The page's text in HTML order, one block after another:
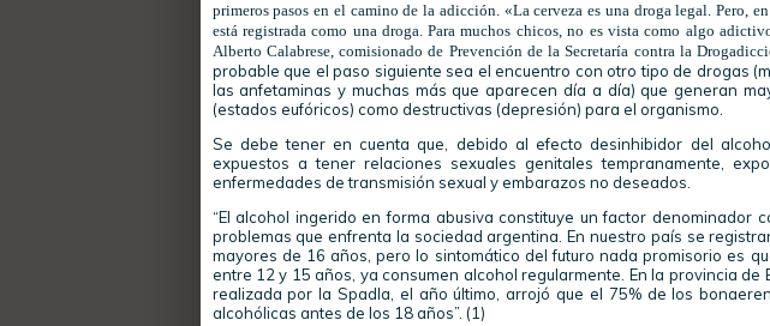
primeros pasos en el camino de la adicción. «La cerveza es una droga legal. Pero,
está registrada como una droga. Para muchos chicos, no es vista como algo
Alberto Calabrese, comisionado de Prevención de la Secretaría contra la
probable que el paso siguiente sea el encuentro con otro tipo de drogas
las anfetaminas y muchas más que aparecen día a día) que generan
(estados eufóricos) como destructivas (depresión) para el organismo.
Se debe tener en cuenta que, debido al efecto desinhibidor del
expuestos a tener relaciones sexuales genitales tempranamente,
enfermedades de transmisión sexual y embarazos no deseados.
“El alcohol ingerido en forma abusiva constituye un factor denominador
problemas que enfrenta la sociedad argentina. En nuestro país se
mayores de 16 años, pero lo sintomático del futuro nada promisorio es
entre 12 y 15 años, ya consumen alcohol regularmente. En la provincia de
realizada por la Spadla, el año último, arrojó que el 75% de los
alcohólicas antes de los 18 años”. (1)